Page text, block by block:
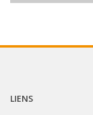
LIENS